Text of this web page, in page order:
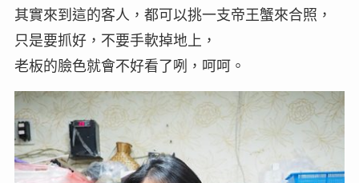
其實來到這的客人，都可以挑一支帝王蟹來合照，
只是要抓好，不要手軟掉地上，
老板的臉色就會不好看了咧，呵呵。